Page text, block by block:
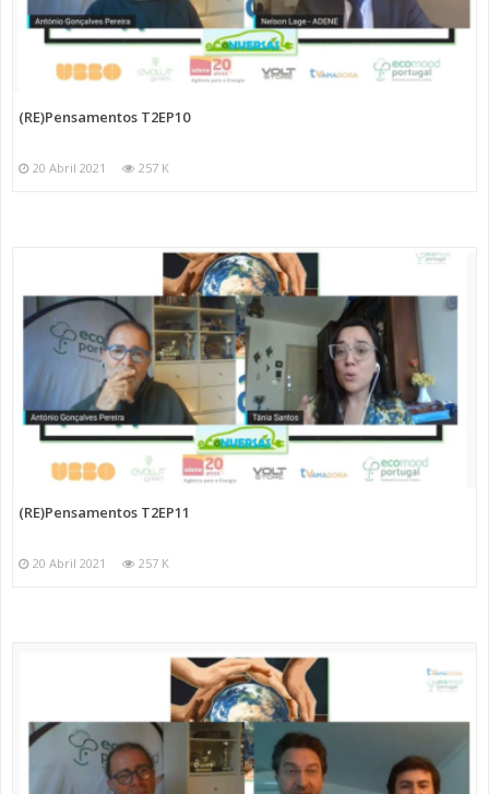
(RE)Pensamentos T2EP10
20 Abril 2021 257 K
(RE)Pensamentos T2EP11
20 Abril 2021 257 K